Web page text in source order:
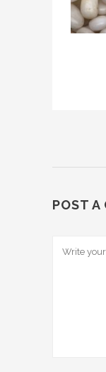
POST A